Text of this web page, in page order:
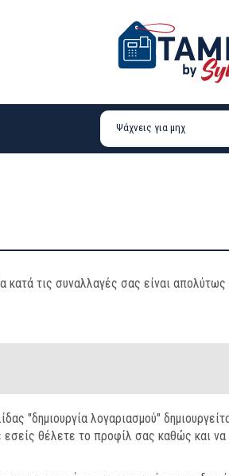
τις συναλλαγές σας είναι
"δημιουργία λογαριασμού"
θέλετε το προφίλ σας καθώς και